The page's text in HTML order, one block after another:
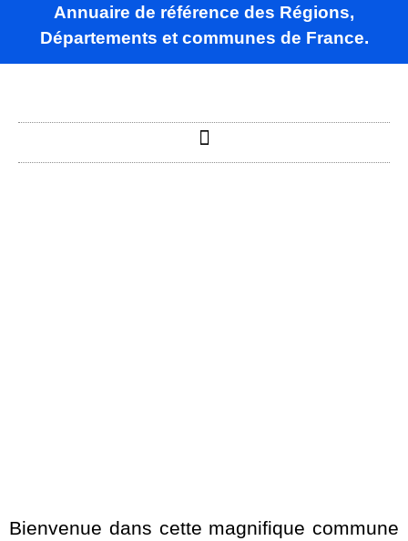
Annuaire de référence des Régions,
Départements et communes de France.
Bienvenue dans cette magnifique commune